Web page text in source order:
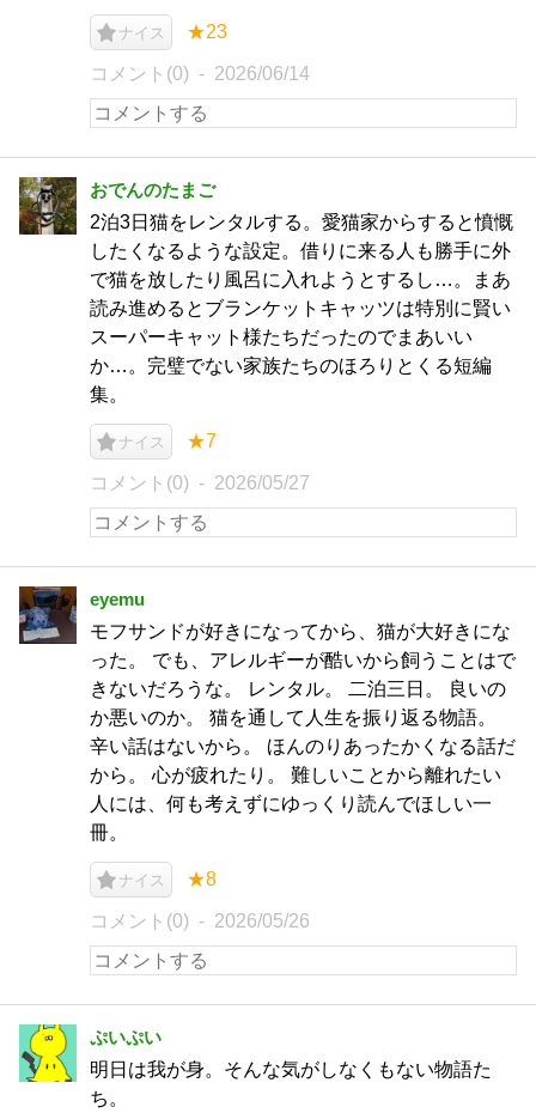
ナイス ★23
コメント(0) 2026/06/14
おでんのたまご
2泊3日猫をレンタルする。愛猫家からすると憤慨
したくなるような設定。借りに来る人も勝手に外
で猫を放したり風呂に入れようとするし…。まあ
読み進めるとブランケットキャッツは特別に賢い
スーパーキャット様たちだったのでまあいい
か…。完璧でない家族たちのほろりとくる短編
集。
ナイス ★7
コメント(0) 2026/05/27
eyemu
モフサンドが好きになってから、猫が大好きにな
った。 でも、アレルギーが酷いから飼うことはで
きないだろうな。 レンタル。 二泊三日。 良いの
か悪いのか。 猫を通して人生を振り返る物語。
辛い話はないから。 ほんのりあったかくなる話だ
から。 心が疲れたり。 難しいことから離れたい
人には、何も考えずにゆっくり読んでほしい一
冊。
ナイス ★8
コメント(0) 2026/05/26
ぷいぷい
明日は我が身。そんな気がしなくもない物語た
ち。